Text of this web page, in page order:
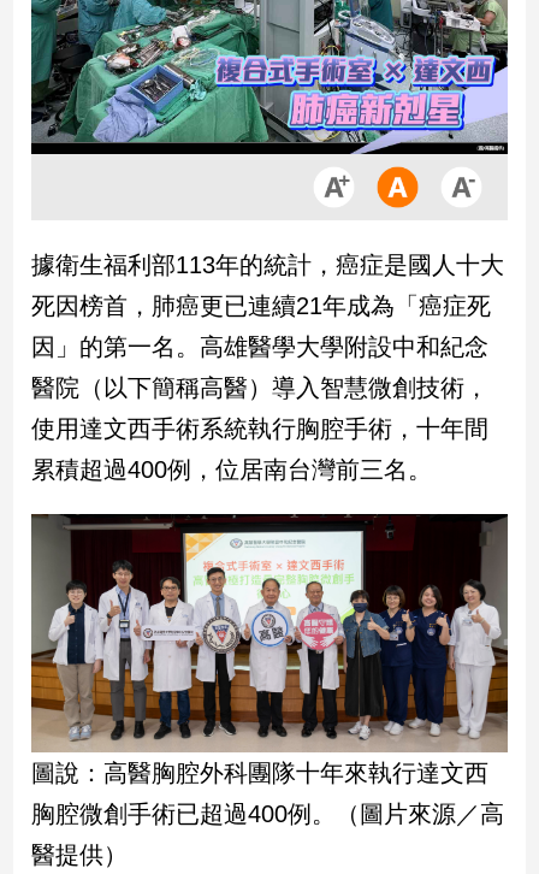
房
地
產
品
政
治
政
治
焦
品
觀
民
會
焦
點
觀
點
岸/
據衛生福利部113年的統計，癌症是國人十大
死因榜首，肺癌更已連續21年成為「癌症死
因」的第一名。高雄醫學大學附設中和紀念
醫院（以下簡稱高醫）導入智慧微創技術，
使用達文西手術系統執行胸腔手術，十年間
累積超過400例，位居南台灣前三名。
圖說：高醫胸腔外科團隊十年來執行達文西
胸腔微創手術已超過400例。（圖片來源／高
醫提供）